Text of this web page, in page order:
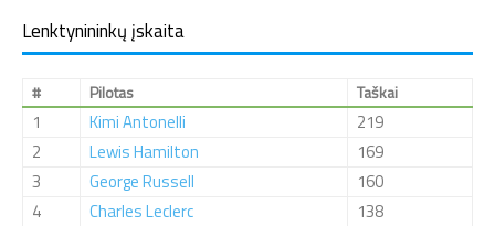
Lenktynininkų įskaita
# Pilotas Taškai
1 Kimi Antonelli
219
2
Lewis Hamilton
169
3
George Russell
160
4
Charles Leclerc
138